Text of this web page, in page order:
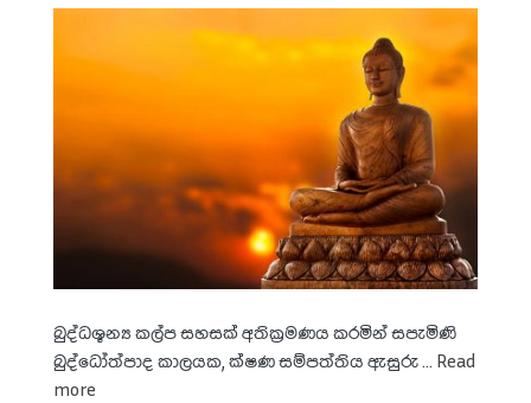
බුද්ධශූන්‍ය කල්ප සහසක් අතික්‍රමණය කරමින් සපැමිණි
බුද්ධෝත්පාද කාලයක, ක්ෂණ සම්පත්තිය ඇසුරු ... Read
more